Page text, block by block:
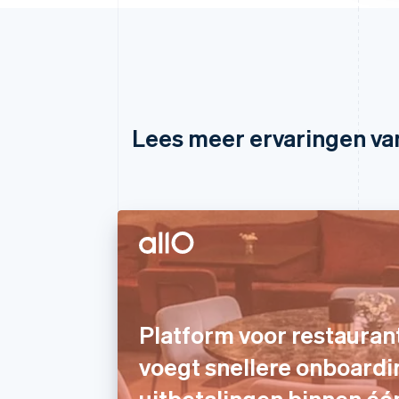
Lees meer ervaringen
Platform voor
voegt snellere